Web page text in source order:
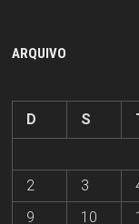
ARQUIVO
D
S
2
3
9
10